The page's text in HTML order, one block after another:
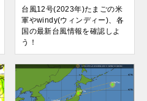
台風12号(2023年)たまごの米
軍やwindy(ウィンディー)、各
国の最新台風情報を確認しよ
う！